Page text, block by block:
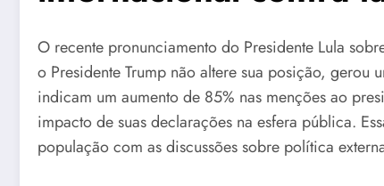
O recente pronunciamento do Presidente Lula
o Presidente Trump não altere sua posição,
indicam um aumento de 85% nas menções ao
impacto de suas declarações na esfera pública.
população com as discussões sobre política